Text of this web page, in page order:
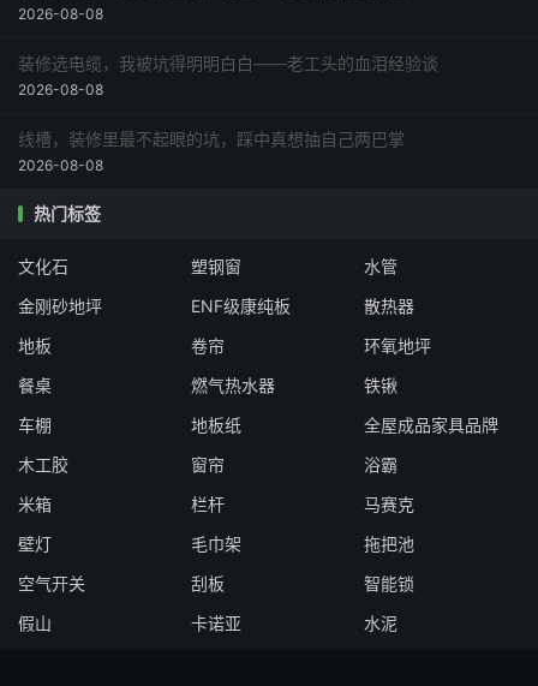
2026-08-08
装修选电缆，我被坑得明明白白——老工头的血泪经验谈
2026-08-08
线槽，装修里最不起眼的坑，踩中真想抽自己两巴掌
2026-08-08
热门标签
文化石 塑钢窗
水管
金刚砂地坪
ENF级康纯板
散热器
地板
卷帘
环氧地坪
餐桌
燃气热水器
铁锹
车棚
地板纸
全屋成品家具品牌
木工胶
窗帘
浴霸
米箱
栏杆
马赛克
壁灯
毛巾架
拖把池
空气开关
刮板
智能锁
假山
卡诺亚 水泥